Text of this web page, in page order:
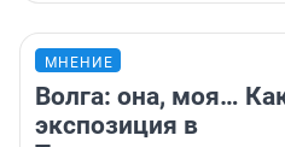
МНЕНИЕ
Волга: она, моя…
экспозиция в